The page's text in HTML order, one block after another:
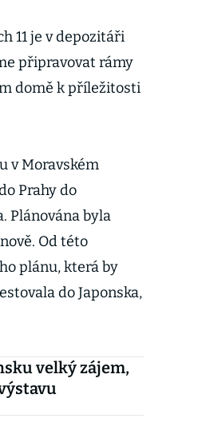
11 je v depozitáři
připravovat rámy
domě k příležitosti
v Moravském
Prahy do
Plánována byla
Od této
plánu, která by
do Japonska,
velký zájem,